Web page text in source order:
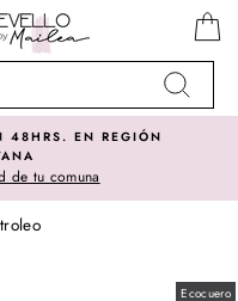
Buscar
EN REGIÓN
Ecocuero